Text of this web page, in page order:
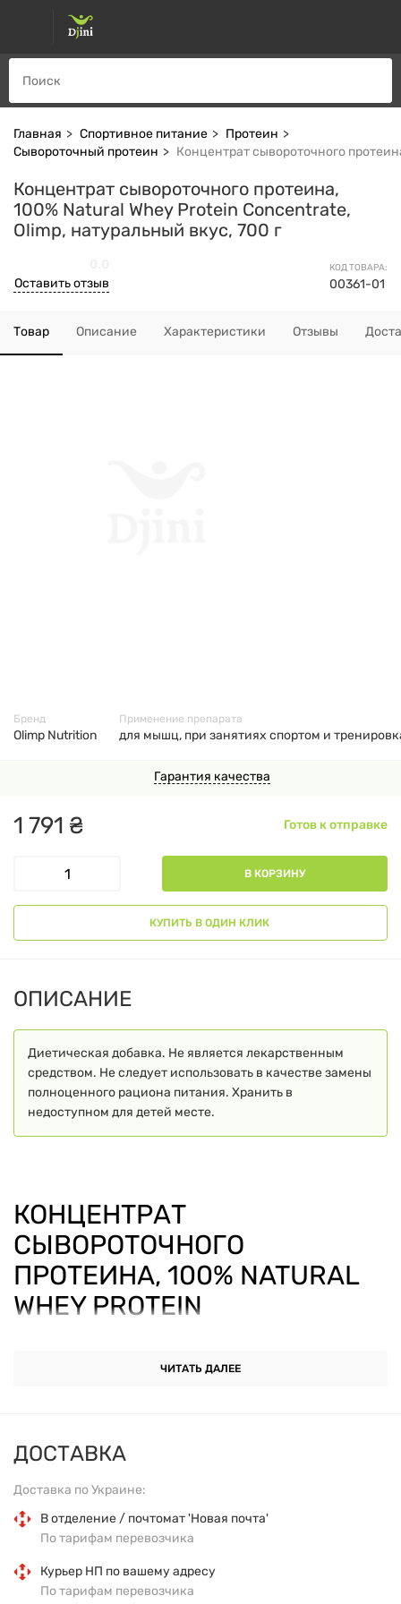
Главная Спортивное питание
Протеин
Сывороточный протеин
Концентрат сывороточного
Концентрат сывороточного протеина,
100% Natural Whey Protein Concentrate,
Olimp, натуральный вкус, 700 г
КОД ТОВАРА:
00361-01
Оставить отзыв
Товар Описание Характеристики Отзывы
Гарантия качества
1 791 ₴ Готов к отправке
В КОРЗИНУ
КУПИТЬ В ОДИН КЛИК
ДОСТАВКА
Доставка по Украине:
В отделение / почтомат 'Новая почта'
По тарифам перевозчика
Курьер НП по вашему адресу
По тарифам перевозчика
Бренд
Olimp Nutrition
Применение препарата
для мышц, при занятиях спортом и
ОПИСАНИЕ
Диетическая добавка. Не является лекарственным
средством. Не следует использовать в качестве замены
полноценного рациона питания. Хранить в
недоступном для детей месте.
КОНЦЕНТРАТ
СЫВОРОТОЧНОГО
ПРОТЕИНА, 100% NATURAL
WHEY PROTEIN
НАТУРАЛЬНЫЙ ВКУС, 700 Г
Форма выпуска:
Вес:700 г.
Вкус:натуральный.
ЧИТАТЬ ДАЛЕЕ